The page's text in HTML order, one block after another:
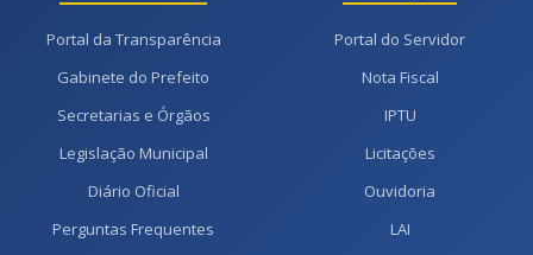
Portal da Transparência
Gabinete do Prefeito
Secretarias e Órgãos
Legislação Municipal
Diário Oficial
Perguntas Frequentes
Portal do Servidor
Nota Fiscal
IPTU
Licitações
Ouvidoria
LAI